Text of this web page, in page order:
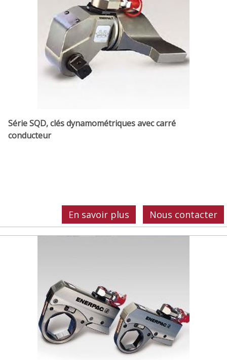
Série SQD, clés dynamométriques avec carré
conducteur
Nous contacter
En savoir plus